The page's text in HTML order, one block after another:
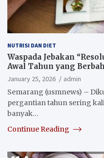
NUTRISI DAN DIET
Waspada Jebakan
Awal Tahun yang
January 25, 2026
admin
Semarang (usmnews) –
pergantian tahun sering
banyak…
Continue Reading